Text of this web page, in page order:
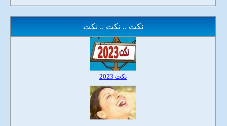
نكت .. نكت .. نكت
نكت 2023